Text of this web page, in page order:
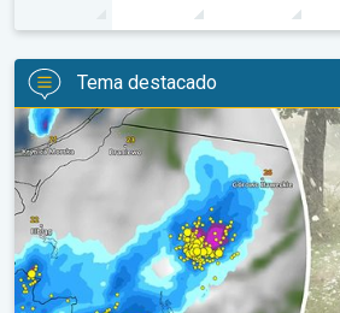
Tema destacado
Granizo gigante en Polonia. Tormentas